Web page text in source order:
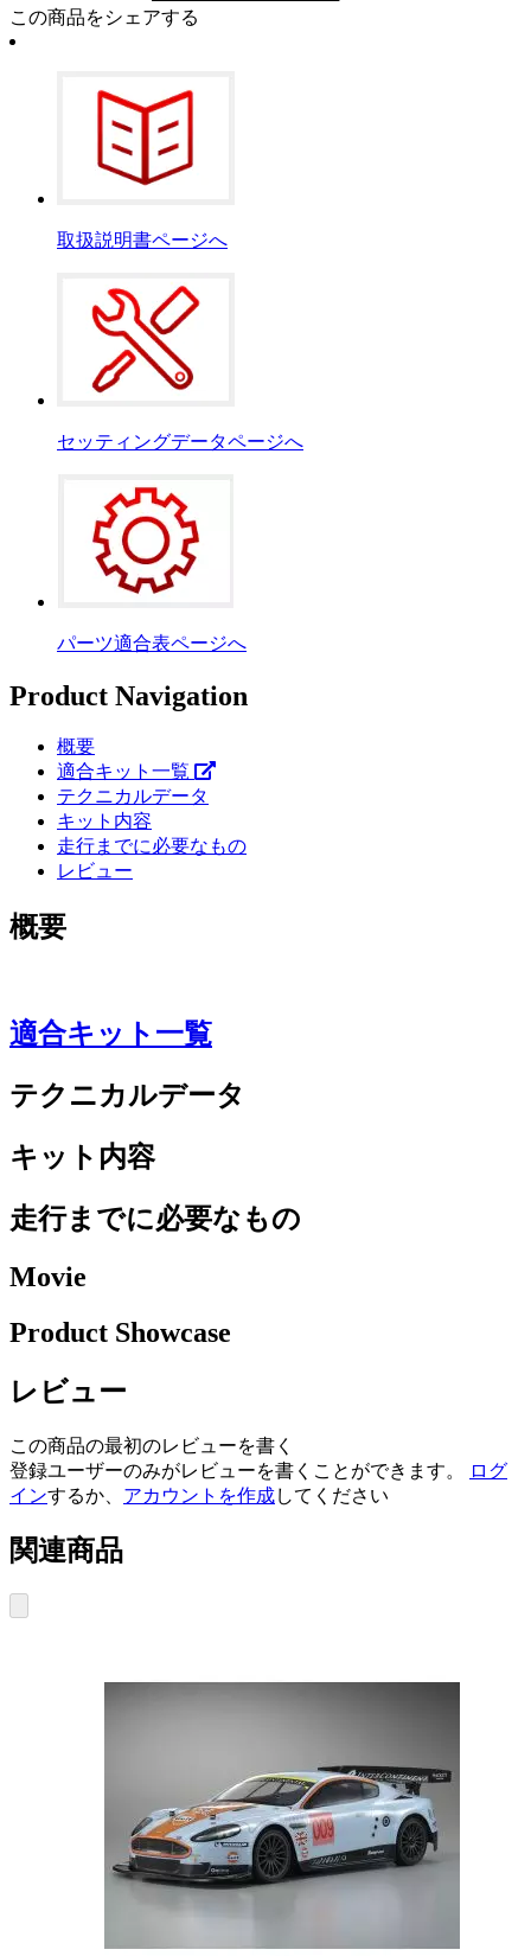
この商品をシェアする
取扱説明書ページへ
セッティングデータページへ
パーツ適合表ページへ
Product Navigation
概要
適合キット一覧
テクニカルデータ
キット内容
走行までに必要なもの
レビュー
概要
適合キット一覧
テクニカルデータ
キット内容
走行までに必要なもの
Movie
Product Showcase
レビュー
この商品の最初のレビューを書く
登録ユーザーのみがレビューを書くことができます。
ログ
インするか、 アカウントを作成してください
関連商品